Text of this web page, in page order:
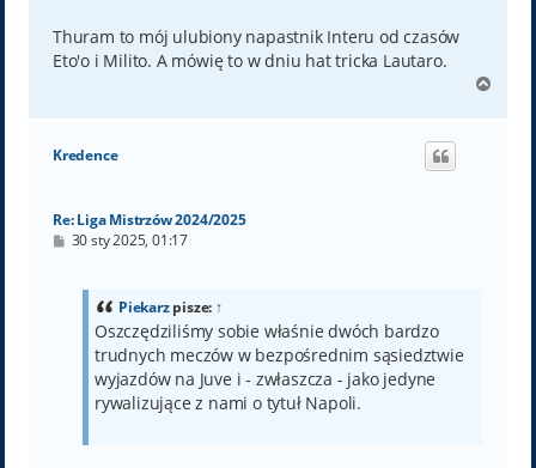
Thuram to mój ulubiony napastnik Interu od czasów
Eto'o i Milito. A mówię to w dniu hat tricka Lautaro.
g
Kredence
Re: Liga Mistrzów 2024/2025
P30 sty 2025, 01:17
Piekarzpisze: ↑
Oszczędziliśmy sobie właśnie dwóch bardzo
trudnych meczów w bezpośrednim sąsiedztwie
wyjazdów na Juve i - zwłaszcza - jako jedyne
rywalizujące z nami o tytuł Napoli.